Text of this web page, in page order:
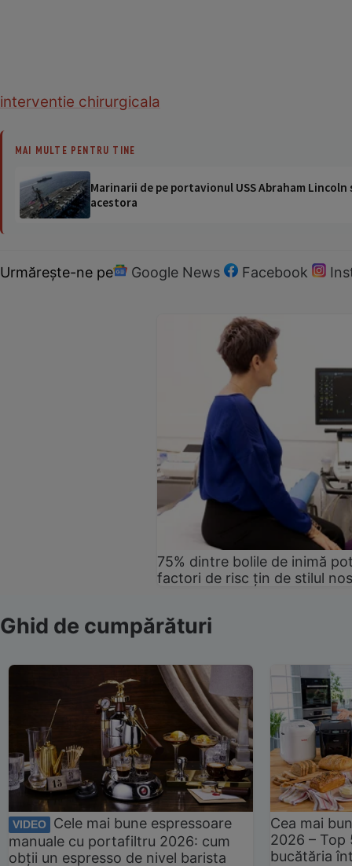
interventie chirurgicala
MAI MULTE PENTRU TINE
Marinarii de pe portavionul USS Abraham
acestora
Urmărește-ne pe Google News Facebook
75% dintre bolile de inimă
factori de risc țin de stilul
Ghid de cumpărături
VIDEO
Cele mai bune espressoare
manuale cu portafiltru 2026: cum
obții un espresso de nivel barista
Cea mai
2026 –
bucătăria